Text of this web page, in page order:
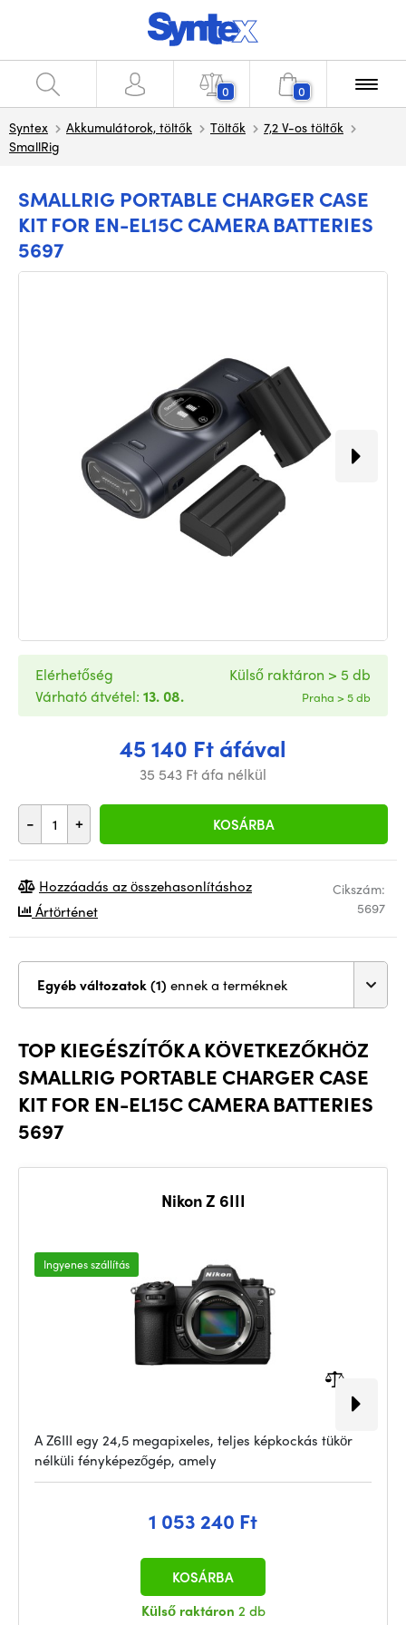
0 0
Syntex Akkumulátorok, töltők Töltők
7,2 V-os töltők
SmallRig
SMALLRIG PORTABLE CHARGER CASE
KIT FOR EN-EL15C CAMERA BATTERIES
5697
45 140 Ft áfával
35 543 Ft áfa nélkül
- + KOSÁRBA
Elérhetőség
Várható átvétel: 13. 08.
Külső raktáron > 5 db
Praha > 5 db
Cikszám:
5697
Hozzáadás az összehasonlításhoz
Ártörténet
Egyéb változatok (1) ennek a terméknek
TOP KIEGÉSZÍTŐK A KÖVETKEZŐKHÖZ
SMALLRIG PORTABLE CHARGER CASE
KIT FOR EN-EL15C CAMERA BATTERIES
5697
Nikon Z 6III
Ingyenes szállítás
A Z6III egy 24,5 megapixeles, teljes képkockás tükör
nélküli fényképezőgép, amely
1 053 240 Ft
Külső raktáron 2 db
KOSÁRBA